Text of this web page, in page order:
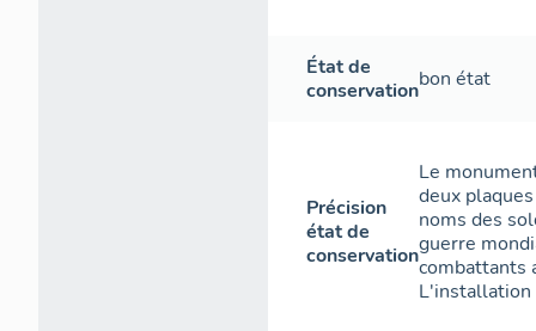
État de
conservationbon état
Précision
état de
conservation
Le
deux
noms des
guerre
combattants
L'installation